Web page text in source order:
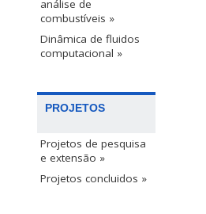
análise de
combustíveis »
Dinâmica de fluidos
computacional »
PROJETOS
Projetos de pesquisa
e extensão »
Projetos concluidos »